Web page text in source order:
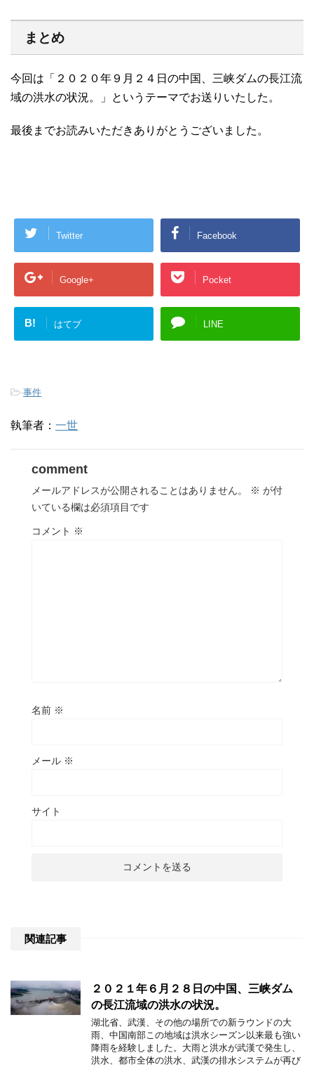
まとめ
今回は「２０２０年９月２４日の中国、三峡ダムの長江流
域の洪水の状況。」というテーマでお送りいたした。
最後までお読みいただきありがとうございました。
Twitter Facebook
Google+ Pocket
B! はてブ LINE
-事件
執筆者： 一世
comment
メールアドレスが公開されることはありません。 ※ が付
いている欄は必須項目です
コメント ※
名前 ※
メール ※
サイト
関連記事
２０２１年６月２８日の中国、三峡ダム
の長江流域の洪水の状況。
湖北省、武漢、その他の場所での新ラウンドの大
雨、中国南部この地域は洪水シーズン以来最も強い
降雨を経験しました。大雨と洪水が武漢で発生し、
洪水、都市全体の洪水、武漢の排水システムが再び